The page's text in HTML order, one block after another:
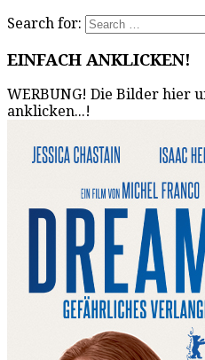
Search for:
EINFACH ANKLICKEN!
WERBUNG! Die Bilder hier
anklicken...!